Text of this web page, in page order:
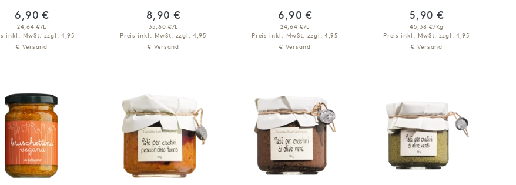
6,90 €
24,64 €/L
inkl. MwSt. zzgl. 4,95
€ Versand
8,90 €
35,60 €/L
Preis inkl. MwSt. zzgl. 4,95
€ Versand
6,90 €
24,64 €/L
Preis inkl. MwSt. zzgl. 4,95
€ Versand
5,90 €
45,38 €/Kg
Preis inkl. MwSt. zzgl. 4,95
€ Versand